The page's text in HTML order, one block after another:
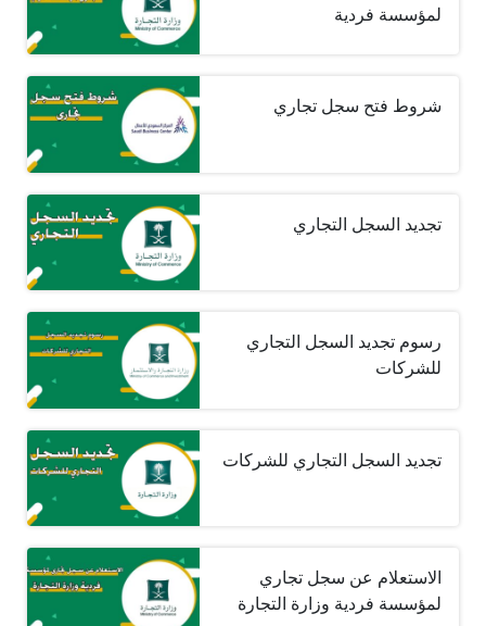
لمؤسسة فردية
شروط فتح سجل تجاري
تجديد السجل التجاري
رسوم تجديد السجل التجاري
للشركات
تجديد السجل التجاري للشركات
الاستعلام عن سجل تجاري
لمؤسسة فردية وزارة التجارة